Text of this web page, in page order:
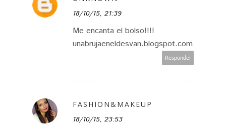
18/10/15, 21:39
Me encanta el bolso!!!!
unabrujaeneldesvan.blogspot.com
Responder
FASHION&MAKEUP
18/10/15, 23:53